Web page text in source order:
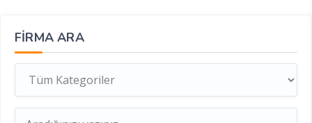
FIRMA ARA